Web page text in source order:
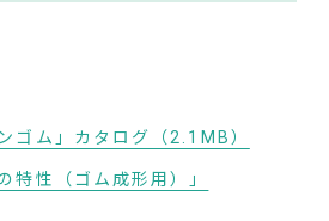
ゴム」カタログ（2.1MB）
特性（ゴム成形用）」